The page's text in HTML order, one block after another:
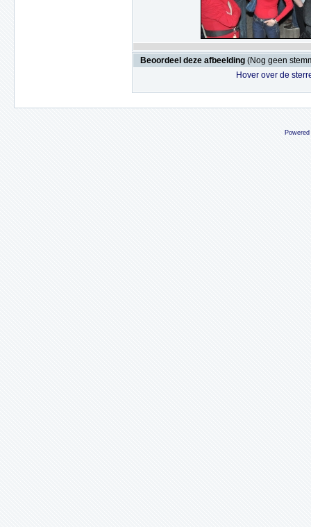
Beoordeel deze afbeelding (Nog geen
Hover over de